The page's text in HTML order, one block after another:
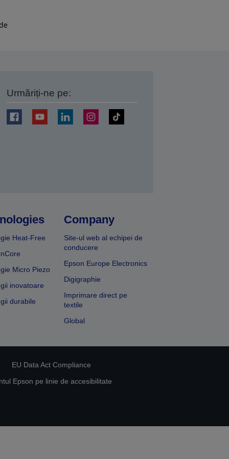
Urmăriți-ne pe:
Heat-Free
Micro Piezo
inovatoare
durabile
Company
Site-ul web al echipei de
conducere
Epson Europe Electronics
Digigraphie
Imprimare direct pe
textile
Global
EU Data Act Compliance
Epson pe linie de accesibilitate